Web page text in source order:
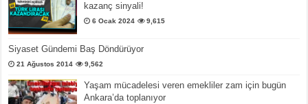
kazanç sinyali!
6 Ocak 2024 9,615
Siyaset Gündemi Baş Döndürüyor
21 Ağustos 2014 9,562
Yaşam mücadelesi veren emekliler zam için bugün
Ankara’da toplanıyor